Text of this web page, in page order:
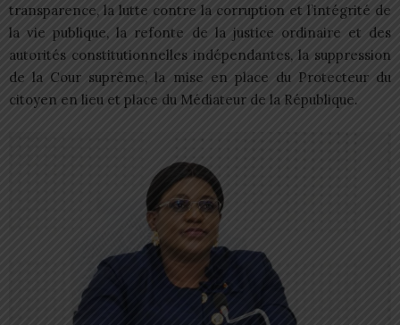
transparence, la lutte contre la corruption et l’intégrité de
la vie publique, la refonte de la justice ordinaire et des
autorités constitutionnelles indépendantes, la suppression
de la Cour suprême, la mise en place du Protecteur du
citoyen en lieu et place du Médiateur de la République.